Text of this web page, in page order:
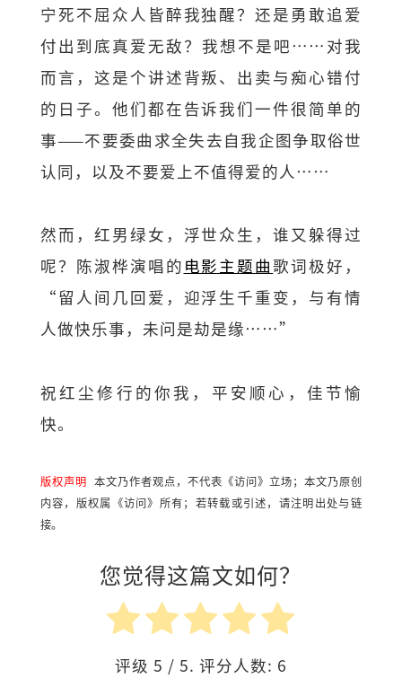
宁死不屈众人皆醉我独醒？还是勇敢追爱
付出到底真爱无敌？我想不是吧……对我
而言，这是个讲述背叛、出卖与痴心错付
的日子。他们都在告诉我们一件很简单的
事——不要委曲求全失去自我企图争取俗世
认同，以及不要爱上不值得爱的人……
然而，红男绿女，浮世众生，谁又躲得过
呢？陈淑桦演唱的 电影主题曲歌词极好，
“留人间几回爱，迎浮生千重变，与有情
人做快乐事，未问是劫是缘……”
祝红尘修行的你我，平安顺心，佳节愉
快。
版权声明 本文乃作者观点，不代表《访问》立场；本文乃原创
内容，版权属《访问》所有；若转载或引述，请注明出处与链
接。
您觉得这篇文如何？
评级 5 / 5. 评分人数: 6